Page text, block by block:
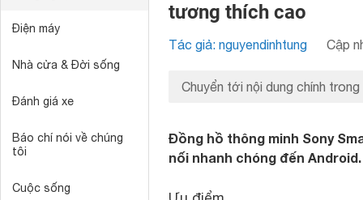
Điện máy
Nhà cửa & Đời sống
Đánh giá xe
Báo chí nói về chúng
tôi
Cuộc sống
tương thích cao
Tác giả: nguyendinhtung Cập
Chuyển tới nội dung chính trong
Đồng hồ thông minh Sony
nối nhanh chóng đến Android.